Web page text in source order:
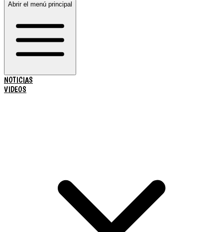
Abrir el menú principal
NOTICIAS
VIDEOS